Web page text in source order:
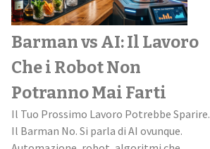
Barman vs AI: Il Lavoro
Che i Robot Non
Potranno Mai Farti
Il Tuo Prossimo Lavoro Potrebbe Sparire.
Il Barman No. Si parla di AI ovunque.